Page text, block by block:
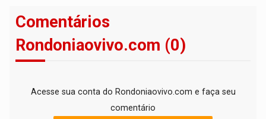
Comentários
Rondoniaovivo.com (0)
Acesse sua conta do Rondoniaovivo.com e faça seu
comentário